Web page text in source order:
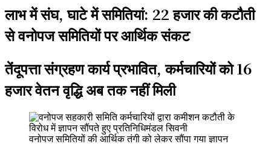
लाभ में संघ, घाटे में समितियां: 22 हजार की कटौती
से वनोपज समितियों पर आर्थिक संकट
तेंदूपत्ता संग्रहण कार्य प्रभावित, कर्मचारियों को 16
हजार वेतन वृद्धि अब तक नहीं मिली
वनोपज समितियों की आर्थिक तंगी को लेकर सौंपा गया ज्ञापन